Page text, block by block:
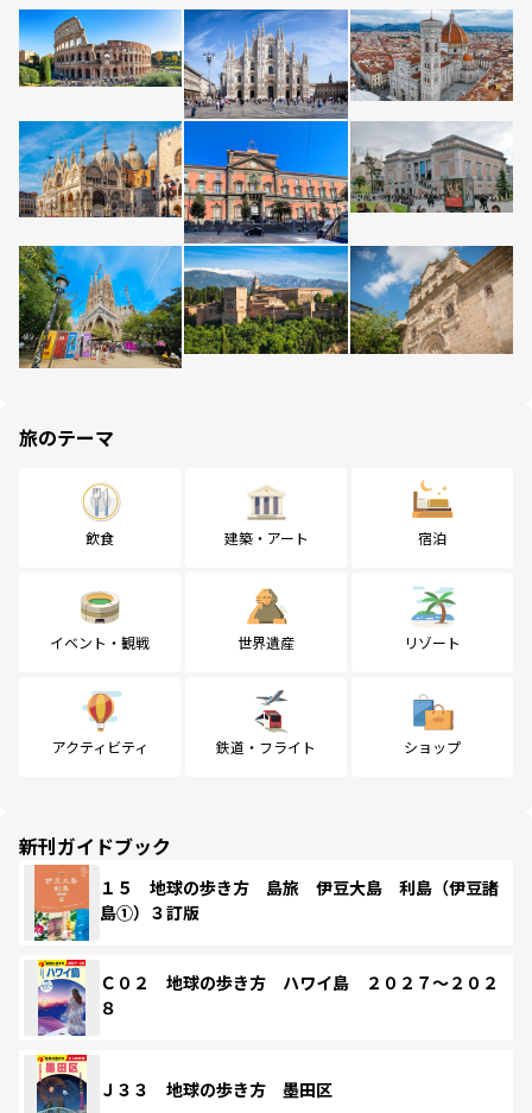
旅のテーマ
飲食 建築・アート 宿泊
イベント・観戦 世界遺産 リゾート
アクティビティ 鉄道・フライト ショップ
新刊ガイドブック
１５ 地球の歩き方 島旅 伊豆大島 利島（伊豆諸
島①）３訂版
Ｃ０２ 地球の歩き方 ハワイ島 ２０２７～２０２
８
Ｊ３３ 地球の歩き方 墨田区